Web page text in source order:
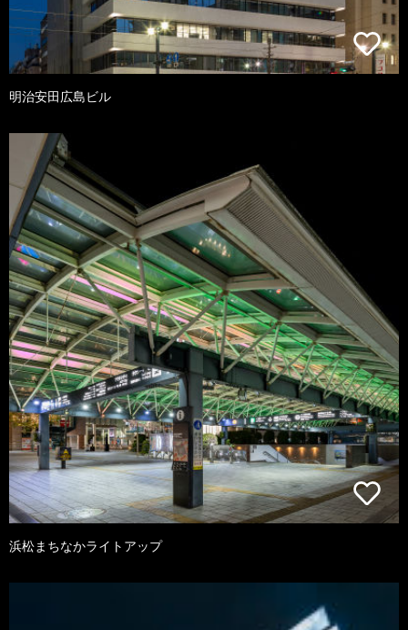
明治安田広島ビル
浜松まちなかライトアップ